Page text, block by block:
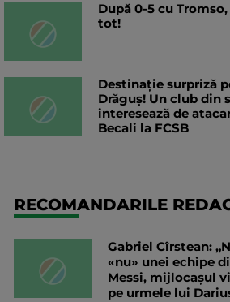
După 0-5 cu
tot!
Destinație surpriză
Drăguș! Un club din
interesează de
Becali la FCSB
RECOMANDARILE
Gabriel Cîrstean:
«nu» unei echipe
Messi, mijlocașul
pe urmele lui